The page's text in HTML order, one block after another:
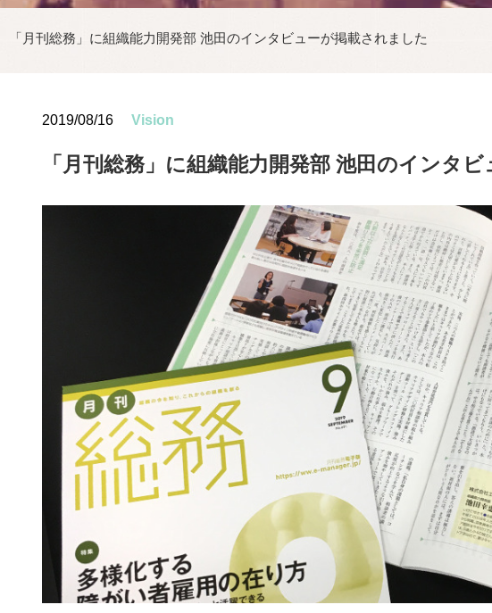
「月刊総務」に組織能力開発部 池田のインタビューが掲載されました
2019/08/16 Vision
「月刊総務」に組織能力開発部 池田のインタ